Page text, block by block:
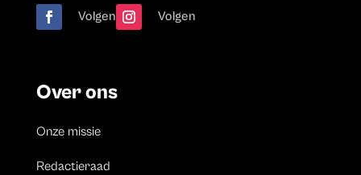
Volgen Volgen
Over ons
Onze missie
Redactieraad